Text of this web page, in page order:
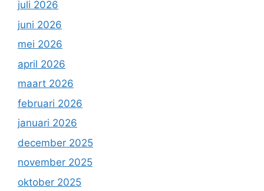
juli 2026
juni 2026
mei 2026
april 2026
maart 2026
februari 2026
januari 2026
december 2025
november 2025
oktober 2025